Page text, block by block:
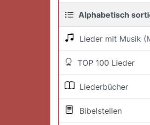
Alphabetisch
Lieder mit Musik
TOP 100 Lieder
Liederbücher
Bibelstellen